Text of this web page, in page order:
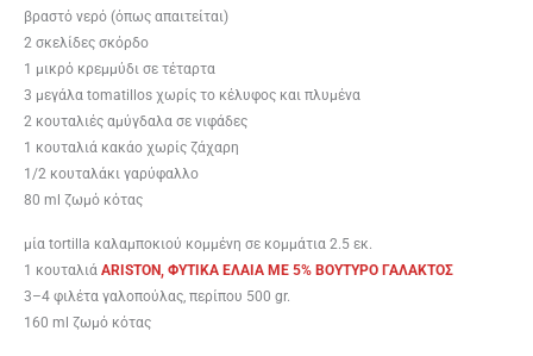
βραστό νερό (όπως απαιτείται)
2 σκελίδες σκόρδο
1 μικρό κρεμμύδι σε τέταρτα
3 μεγάλα tomatil­los χωρίς το κέλυφος και πλυμένα
2 κουταλιές αμύγδαλα σε νιφάδες
1 κουταλιά κακάο χωρίς ζάχαρη
1/2 κουταλάκι γαρύφαλλο
80 ml ζωμό κότας
μία tor­tilla καλαμποκιού κομμένη σε κομμάτια 2.5 εκ.
1 κουταλιά ARISTON, ΦΥΤΙΚΑ ΕΛΑΙΑ ME 5% BOYTYΡΟ ΓΑΛΑΚΤΟΣ
3–4 φιλέτα γαλοπούλας, περίπου 500 gr.
160 ml ζωμό κότας